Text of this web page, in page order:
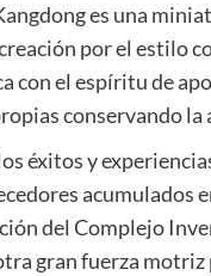
es una
por el estilo
con el espíritu de
conservando la
éxitos y
acumulados
del Complejo
gran fuerza